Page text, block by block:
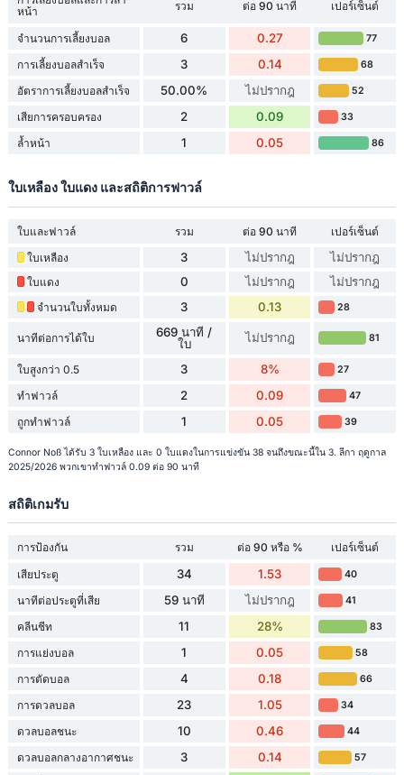
หน้า
รวม ต่อ 90 นาที เปอร์เซ็นต์
จำนวนการเลี้ยงบอล 6 0.27 77
การเลี้ยงบอลสำเร็จ 3 0.14 68
อัตราการเลี้ยงบอลสำเร็จ 50.00% ไม่ปรากฎ 52
เสียการครอบครอง 2 0.09 33
ล้ำหน้า 1 0.05 86
ใบเหลือง ใบแดง และสถิติการฟาวล์
ใบและฟาวล์ รวม ต่อ 90 นาที
เปอร์เซ็นต์
ใบเหลือง
3 ไม่ปรากฎ ไม่ปรากฎ
ใบแดง 0 ไม่ปรากฎ ไม่ปรากฎ
จำนวนใบทั้งหมด 3 0.13 28
นาทีต่อการได้ใบ
669 นาที /
ใบ
ไม่ปรากฎ 81
ใบสูงกว่า 0.5 3 8% 27
ทำฟาวล์ 2 0.09 47
ถูกทำฟาวล์ 1 0.05 39
Connor Noß ได้รับ 3 ใบเหลือง และ 0 ใบแดงในการแข่งขัน 38 จนถึงขณะนี้ใน 3. ลีกา ฤดูกาล
2025/2026 พวกเขาทำฟาวล์ 0.09 ต่อ 90 นาที
สถิติเกมรับ
การป้องกัน รวม ต่อ 90 หรือ %
เปอร์เซ็นต์
เสียประตู
34 1.53 40
นาทีต่อประตูที่เสีย 59 นาที ไม่ปรากฎ 41
คลีนชีท 11 28% 83
การแย่งบอล 1 0.05 58
การตัดบอล 4 0.18 66
การดวลบอล 23 1.05 34
ดวลบอลชนะ 10 0.46 44
ดวลบอลกลางอากาศชนะ 3 0.14 57